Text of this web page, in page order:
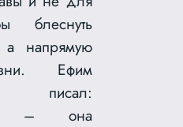
блеснуть
а напрямую
Ефим
писал:
– она